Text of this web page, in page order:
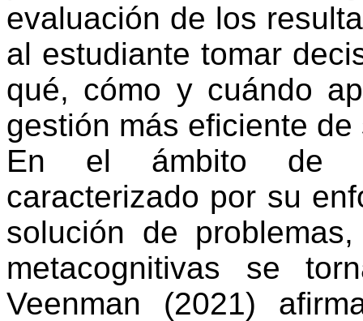
evaluación de los
al estudiante tomar
qué, cómo y cuándo
gestión más eficiente
En el ámbito de la
caracterizado por su
solución de
metacognitivas se
Veenman (2021)